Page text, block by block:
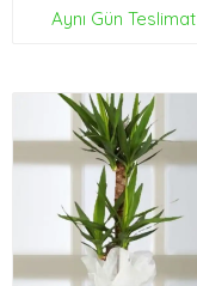
Aynı Gün Teslimat